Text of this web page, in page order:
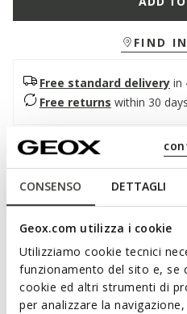
CONSENSO DETTAGLI
Geox.com utilizza i cookie
Utilizziamo cookie tecnici
funzionamento del sito e, se
cookie ed altri strumenti di
per analizzare la
FIND
Free standard delivery in
Free returns within 30
Description
Women's sandal with
material and leather-effect
breathable, Camalei is ideal for
warm days, from running
ITEM CODE:
Read more